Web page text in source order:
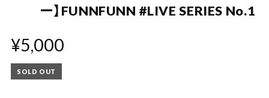
ー】FUNNFUNN #LIVE SERIES No.1
¥5,000
SOLD OUT